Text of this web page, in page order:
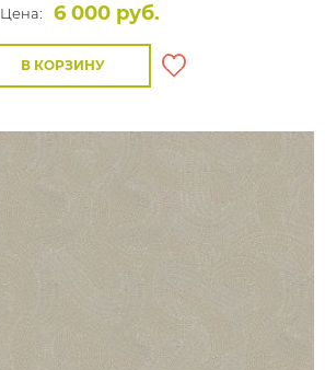
Цена:
6 000 руб.
В КОРЗИНУ